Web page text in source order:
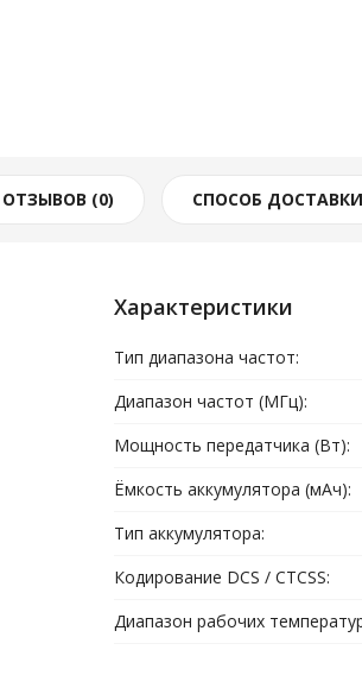
ОТЗЫВОВ (0) СПОСОБ ДОСТАВКИ
Характеристики
Тип диапазона частот:
Диапазон частот (МГц):
Мощность передатчика (Вт):
Ёмкость аккумулятора (мАч):
Тип аккумулятора:
Кодирование DCS / CTCSS:
Диапазон рабочих